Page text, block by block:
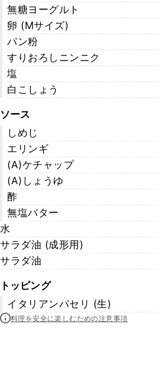
無糖ヨーグルト
卵 (Mサイズ)
パン粉
すりおろしニンニク
塩
白こしょう
ソース
しめじ
エリンギ
(A)ケチャップ
(A)しょうゆ
酢
無塩バター
水
サラダ油 (成形用)
サラダ油
トッピング
イタリアンパセリ (生)
料理を安全に楽しむための注意事項